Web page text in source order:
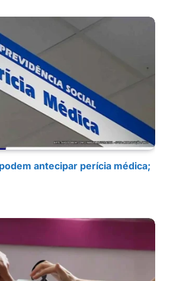
antecipar perícia médica;